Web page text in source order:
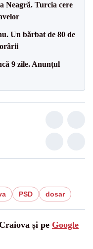
Neagră. Turcia cere
Un bărbat de 80 de
9 zile. Anunțul
PSD dosar
și pe Google